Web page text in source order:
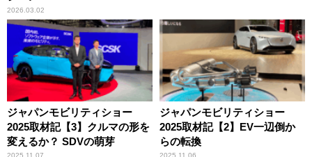
2026.03.02
ジャパンモビリティショー
2025取材記【3】クルマの形を
変えるか？ SDVの萌芽
2025.11.07
ジャパンモビリティショー
2025取材記【2】EV一辺倒か
らの転換
2025.11.06